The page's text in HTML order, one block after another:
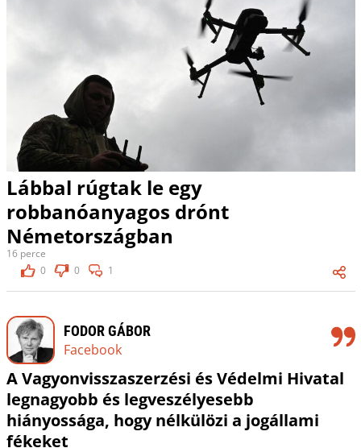
Lábbal rúgtak le egy
robbanóanyagos drónt
Németországban
16 perce
0
0 1
FODOR GÁBOR
Facebook
A Vagyonvisszaszerzési és Védelmi Hivatal
legnagyobb és legveszélyesebb
hiányossága, hogy nélkülözi a jogállami
fékeket